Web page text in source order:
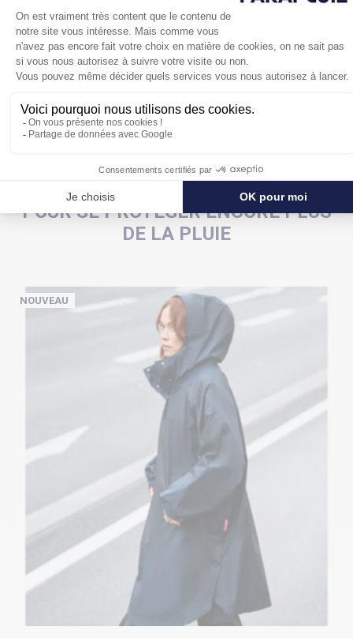
Livré dans une housse de rangement, ce mini parapluie
à
ouverture et fermeture automatiques
couleurs, ici en fuschia, une couleur tendance.
POUR SE PROTÉGER ENCORE PLUS
DE LA PLUIE
NOUVEAU